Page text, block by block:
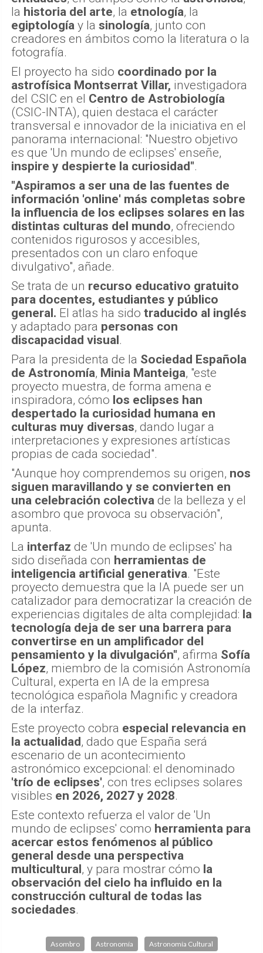
la historia del arte, la etnología, la
egiptología y la sinología, junto con
creadores en ámbitos como la literatura o la
fotografía.
El proyecto ha sido coordinado por la
astrofísica Montserrat Villar, investigadora
del CSIC en el Centro de Astrobiología
(CSIC-INTA), quien destaca el carácter
transversal e innovador de la iniciativa en el
panorama internacional: "Nuestro objetivo
es que 'Un mundo de eclipses' enseñe,
inspire y despierte la curiosidad".
"Aspiramos a ser una de las fuentes de
información 'online' más completas sobre
la influencia de los eclipses solares en las
distintas culturas del mundo, ofreciendo
contenidos rigurosos y accesibles,
presentados con un claro enfoque
divulgativo", añade.
Se trata de un recurso educativo gratuito
para docentes, estudiantes y público
general. El atlas ha sido traducido al inglés
y adaptado para personas con
discapacidad visual.
Para la presidenta de la Sociedad Española
de Astronomía, Minia Manteiga, "este
proyecto muestra, de forma amena e
inspiradora, cómo los eclipses han
despertado la curiosidad humana en
culturas muy diversas, dando lugar a
interpretaciones y expresiones artísticas
propias de cada sociedad".
"Aunque hoy comprendemos su origen, nos
siguen maravillando y se convierten en
una celebración colectiva de la belleza y el
asombro que provoca su observación",
apunta.
La interfaz de 'Un mundo de eclipses' ha
sido diseñada con herramientas de
inteligencia artificial generativa. "Este
proyecto demuestra que la IA puede ser un
catalizador para democratizar la creación de
experiencias digitales de alta complejidad: la
tecnología deja de ser una barrera para
convertirse en un amplificador del
pensamiento y la divulgación", afirma Sofía
López, miembro de la comisión Astronomía
Cultural, experta en IA de la empresa
tecnológica española Magnific y creadora
de la interfaz.
Este proyecto cobra especial relevancia en
la actualidad, dado que España será
escenario de un acontecimiento
astronómico excepcional: el denominado
'trío de eclipses', con tres eclipses solares
visibles en 2026, 2027 y 2028.
Este contexto refuerza el valor de 'Un
mundo de eclipses' como herramienta para
acercar estos fenómenos al público
general desde una perspectiva
multicultural, y para mostrar cómo la
observación del cielo ha influido en la
construcción cultural de todas las
sociedades.
Asombro Astronomía Astronomía Cultural